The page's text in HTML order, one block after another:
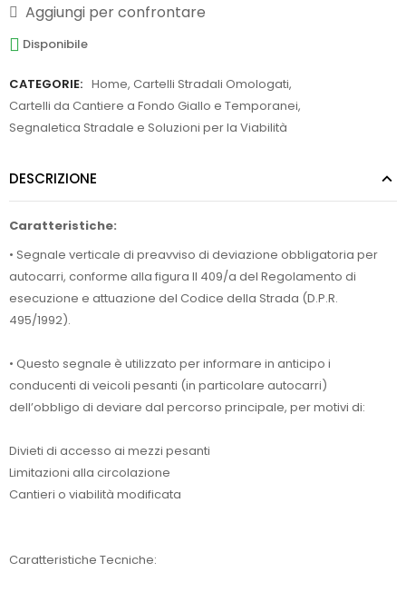
Aggiungi per confrontare
Disponibile
CATEGORIE: Home, Cartelli Stradali Omologati,
Cartelli da Cantiere a Fondo Giallo e Temporanei,
Segnaletica Stradale e Soluzioni per la Viabilità
DESCRIZIONE
Caratteristiche:
• Segnale verticale di preavviso di deviazione obbligatoria per
autocarri, conforme alla figura II 409/a del Regolamento di
esecuzione e attuazione del Codice della Strada (D.P.R.
495/1992).
• Questo segnale è utilizzato per informare in anticipo i
conducenti di veicoli pesanti (in particolare autocarri)
dell’obbligo di deviare dal percorso principale, per motivi di:
Divieti di accesso ai mezzi pesanti
Limitazioni alla circolazione
Cantieri o viabilità modificata
Caratteristiche Tecniche: